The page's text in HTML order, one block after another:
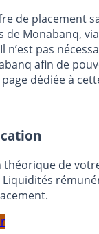
: 3%
de placement
de Monabanq,
pas
dédiée à
de
Liquidités